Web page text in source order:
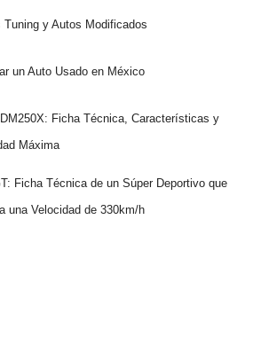
Tuning y Autos Modificados
un Auto Usado en México
Ficha Técnica, Características y
Máxima
Ficha Técnica de un Súper Deportivo que
una Velocidad de 330km/h